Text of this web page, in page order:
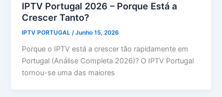
IPTV Portugal 2026 – Porque Está a
Crescer Tanto?
IPTV PORTUGAL/Junho 15, 2026
Porque o IPTV está a crescer tão rapidamente em
Portugal (Análise Completa 2026)? O IPTV Portugal
tornou-se uma das maiores